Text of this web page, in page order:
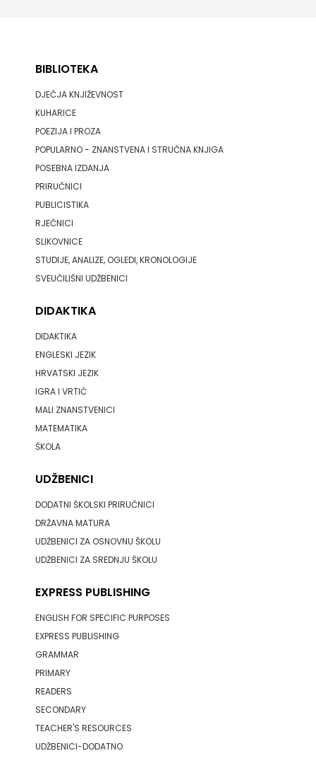
BIBLIOTEKA
DJEČJA KNJIŽEVNOST
KUHARICE
POEZIJA I PROZA
POPULARNO - ZNANSTVENA I STRUČNA KNJIGA
POSEBNA IZDANJA
PRIRUČNICI
PUBLICISTIKA
RJEČNICI
SLIKOVNICE
STUDIJE, ANALIZE, OGLEDI, KRONOLOGIJE
SVEUČILIŠNI UDŽBENICI
DIDAKTIKA
DIDAKTIKA
ENGLESKI JEZIK
HRVATSKI JEZIK
IGRA I VRTIĆ
MALI ZNANSTVENICI
MATEMATIKA
ŠKOLA
UDŽBENICI
DODATNI ŠKOLSKI PRIRUČNICI
DRŽAVNA MATURA
UDŽBENICI ZA OSNOVNU ŠKOLU
UDŽBENICI ZA SREDNJU ŠKOLU
EXPRESS PUBLISHING
ENGLISH FOR SPECIFIC PURPOSES
EXPRESS PUBLISHING
GRAMMAR
PRIMARY
READERS
SECONDARY
TEACHER'S RESOURCES
UDŽBENICI-DODATNO